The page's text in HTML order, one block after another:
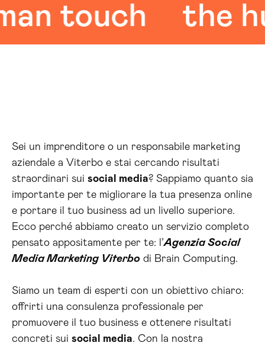
touch the
Sei un imprenditore o un responsabile marketing
aziendale a Viterbo e stai cercando risultati
straordinari sui social media? Sappiamo quanto sia
importante per te migliorare la tua presenza online
e portare il tuo business ad un livello superiore.
Ecco perché abbiamo creato un servizio completo
pensato appositamente per te: l’Agenzia Social
Media Marketing Viterbo di Brain Computing.
Siamo un team di esperti con un obiettivo chiaro:
offrirti una consulenza professionale per
promuovere il tuo business e ottenere risultati
concreti sui social media. Con la nostra